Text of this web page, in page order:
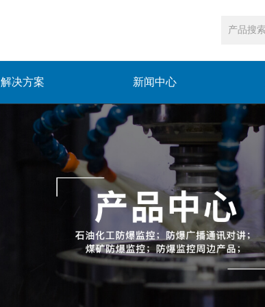
解决方案 新闻中心